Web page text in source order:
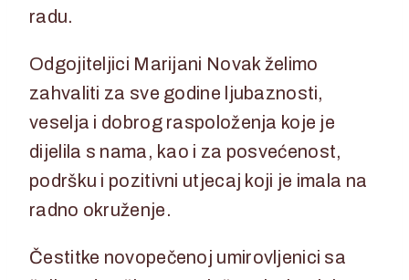
radu.
Odgojiteljici Marijani Novak želimo
zahvaliti za sve godine ljubaznosti,
veselja i dobrog raspoloženja koje je
dijelila s nama, kao i za posvećenost,
podršku i pozitivni utjecaj koji je imala na
radno okruženje.
Čestitke novopečenoj umirovljenici sa